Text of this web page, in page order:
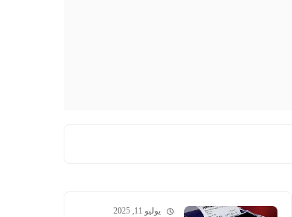
يوليو 11, 2025